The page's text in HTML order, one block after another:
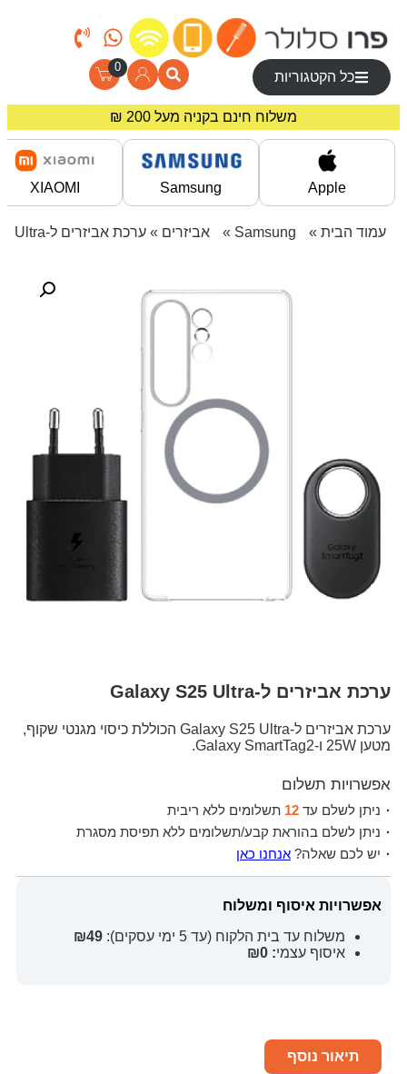
כל הקטגוריות
0
משלוח חינם בקניה מעל 200 ₪
מחירים מיוחדים לרוכשים באתר!
Apple
Samsung
XIAOMI
עמוד הבית »
Samsung
» אביזרים » ערכת אביזרים ל-Galaxy S25 Ultra
ערכת אביזרים ל-Galaxy S25 Ultra
ערכת אביזרים ל-Galaxy S25 Ultra הכוללת כיסוי מגנטי שקוף,
מטען 25W ו-Galaxy SmartTag2.
אפשרויות תשלום
ניתן לשלם עד12 תשלומים ללא ריבית
ניתן לשלם בהוראת קבע/תשלומים ללא תפיסת מסגרת
יש לכם שאלה?אנחנו כאן
אפשרויות איסוף ומשלוח
משלוח עד בית הלקוח (עד 5 ימי עסקים):
איסוף עצמי: ₪0
תיאור נוסף